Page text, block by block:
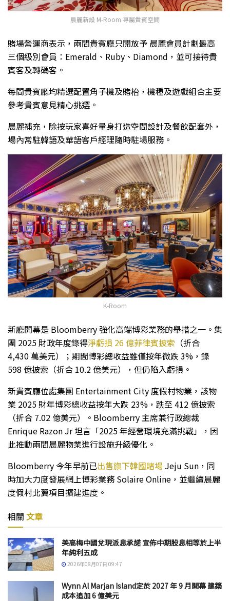
晨麗新設 M-Room 專屬貴賓空間
賭場營運商表示，兩間貴賓廳只開放予 晨麗會員計劃最高
三個級別會員：Emerald、Ruby、Diamond，並可接待貴
賓客及轉碼客。
每間貴賓廳均精選配置角子機及賭枱，機種及遊戲組合主要
參考貴賓意見精心挑選。
晨麗補充，除按玩家喜好量身打造空間設計及餐飲配套外，
場內常駐韓語及華語客戶經理隨時駐場服務。
K-Room
新廳開幕是 Bloomberry 強化高端博彩業務的舉措之一。集
團 2025 財政年度錄得淨虧損 26 億菲律賓披索 （折合
4,430 萬美元）；期間博彩總收益雖僅按年微跌 3%，錄
598 億披索（折合 10.2 億美元），但仍陷入虧損。
新貴賓廳位處集團 Entertainment City 度假村物業，該物
業 2025 財年博彩總收益按年大跌 23%，跌至 412 億披索
（折合 7.02 億美元）。Bloomberry 主席兼行政總裁
Enrique Razon Jr 坦言「2025 年經營環境充滿挑戰」，因
此推動兩間晨麗物業進行設施升級優化。
Bloomberry 今年早前已出售旗下韓國賭場 Jeju Sun，同
時加大力度發展網上博彩業務 Solaire Online，並繼續晨麗
度假村北翼項目擴建進度。
相關 文章
美高梅中國兌現派息承諾 宣佈中期股息相等於上半
年純利五成
2026年08月07日 09:47
Wynn Al Marjan Island定於 2027 年 9 月開幕 建築
成本追加 6 億美元